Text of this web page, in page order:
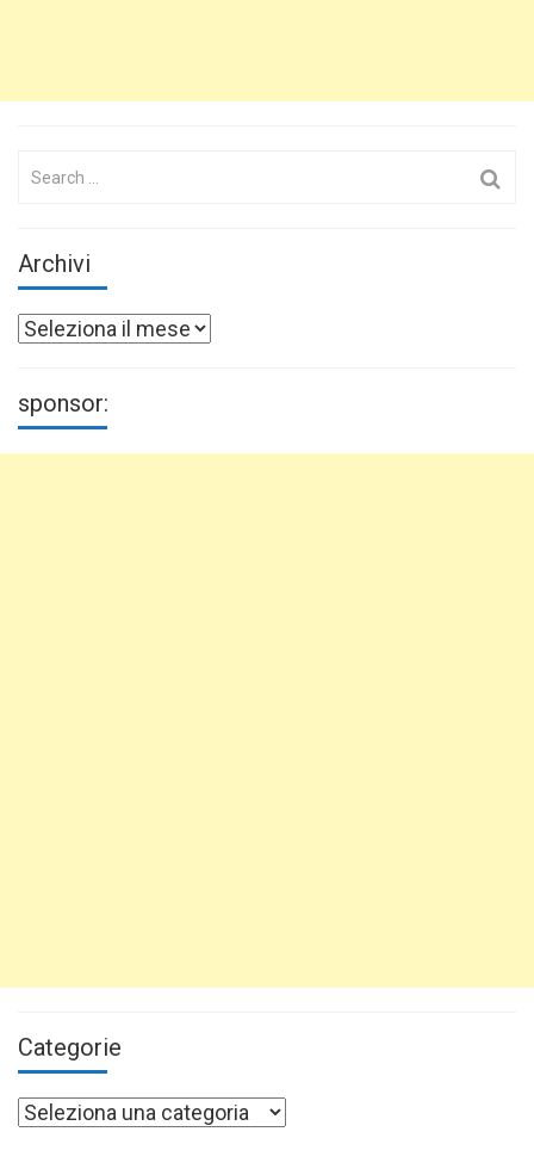
Archivi
Archivi
sponsor:
Categorie
Categorie